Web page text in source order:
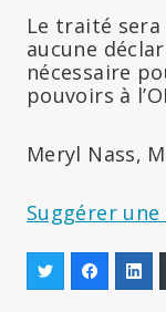
Le traité
aucune
nécessaire
pouvoirs à
Meryl Nass,
Suggérer